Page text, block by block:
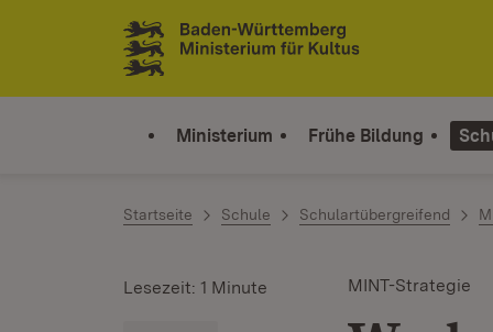
Zum Inhalt springen
Link zur Startseite
Ministerium Frühe Bildung
Startseite Schule Schulartübergreifend
MINT-Strategie
Lesezeit: 1 Minute